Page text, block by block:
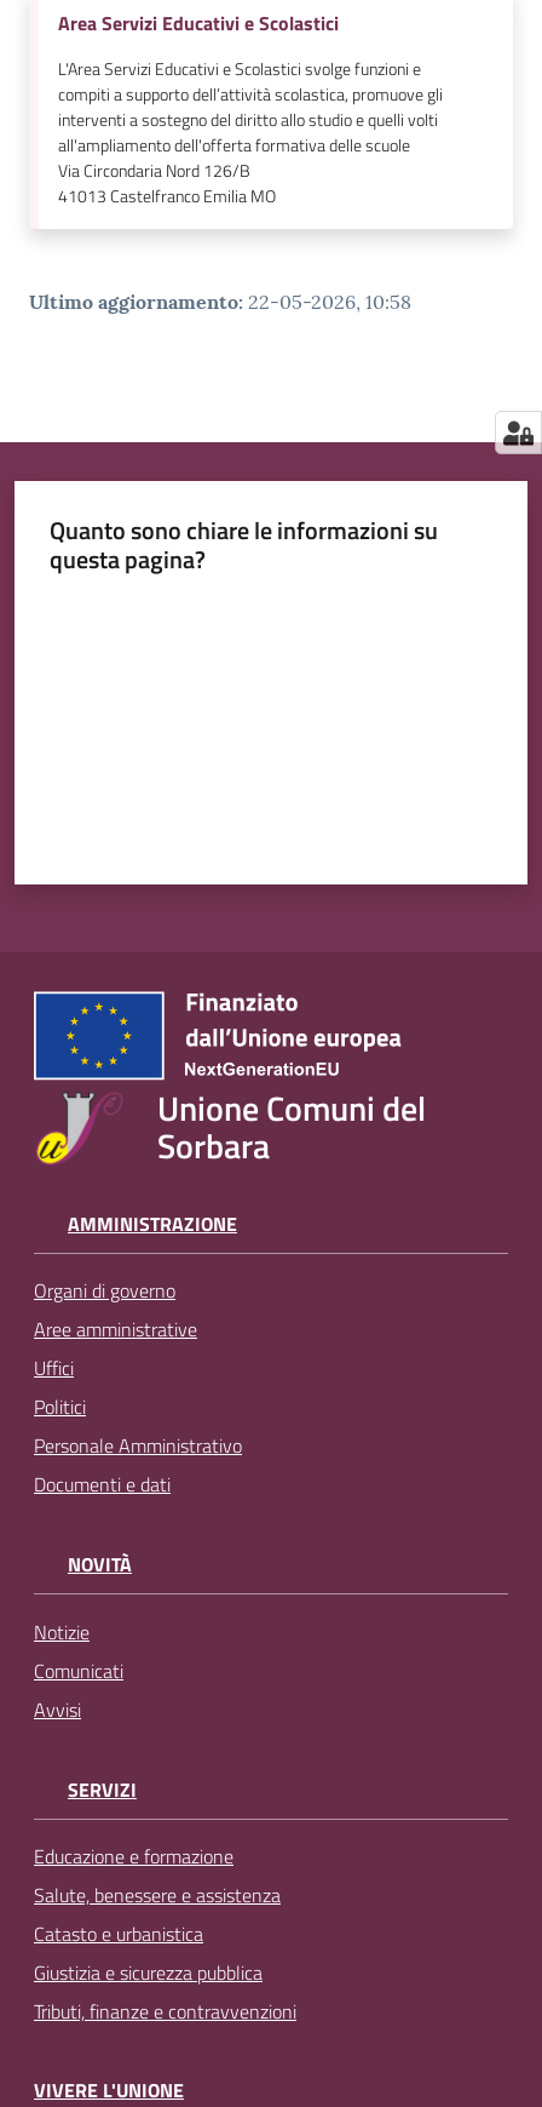
Area Servizi Educativi e Scolastici
L'Area Servizi Educativi e Scolastici svolge funzioni e
compiti a supporto dell’attività scolastica, promuove gli
interventi a sostegno del diritto allo studio e quelli volti
all'ampliamento dell'offerta formativa delle scuole
Via Circondaria Nord 126/B
41013Castelfranco Emilia MO
Ultimo aggiornamento: 22-05-2026, 10:58
Quanto sono chiare le informazioni su
questa pagina?
Unione Comuni del
Sorbara
AMMINISTRAZIONE
Organi di governo
Aree amministrative
Uffici
Politici
Personale Amministrativo
Documenti e dati
NOVITÀ
Notizie
Comunicati
Avvisi
SERVIZI
Educazione e formazione
Salute, benessere e assistenza
Catasto e urbanistica
Giustizia e sicurezza pubblica
Tributi, finanze e contravvenzioni
VIVERE L'UNIONE